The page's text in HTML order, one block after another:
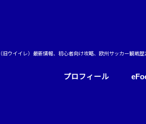
旧ウイイレ）最新情報、初心者向け攻略、欧州サッカー観戦
プロフィール